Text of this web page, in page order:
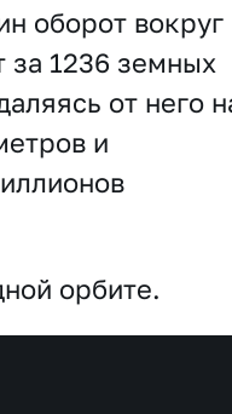
оборот вокруг
за 1236 земных
от него
и
орбите.